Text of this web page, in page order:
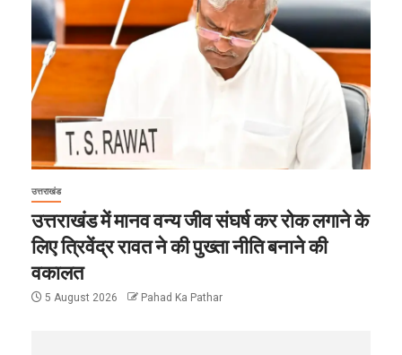
उत्तराखंड
उत्तराखंड में मानव वन्य जीव संघर्ष कर रोक लगाने के
लिए त्रिवेंद्र रावत ने की पुख्ता नीति बनाने की
वकालत
5 August 2026 Pahad Ka Pathar